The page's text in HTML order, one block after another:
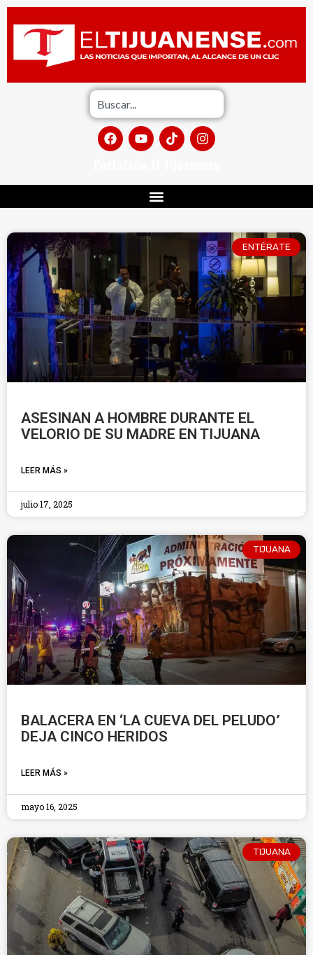
ENTÉRATE
ASESINAN A HOMBRE DURANTE EL
VELORIO DE SU MADRE EN TIJUANA
LEER MÁS »
julio 17, 2025
TIJUANA
BALACERA EN ‘LA CUEVA DEL PELUDO’
DEJA CINCO HERIDOS
LEER MÁS »
mayo 16, 2025
TIJUANA